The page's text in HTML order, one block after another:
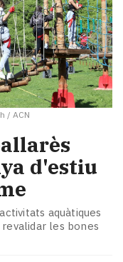
/ ACN
d'estiu
aquàtiques
les bones